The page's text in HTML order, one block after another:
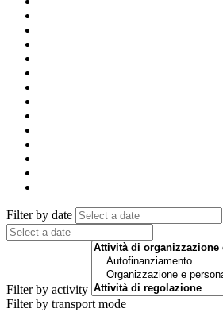
Filter by date
Filter by activity
Filter by transport mode